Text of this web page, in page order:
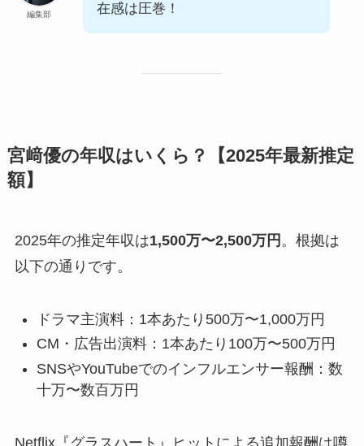
編集部
在感は圧巻！
宮﨑優の年収はいくら？【2025年最新推定
額】
2025年の推定年収は1,500万〜2,500万円 。根拠は
以下の通りです。
ドラマ主演料：1本あたり500万〜1,000万円
CM・広告出演料：1本あたり100万〜500万円
SNSやYouTubeでのインフルエンサー報酬：数
十万〜数百万円
Netflix『グラスハート』ヒットによる追加報酬は噂